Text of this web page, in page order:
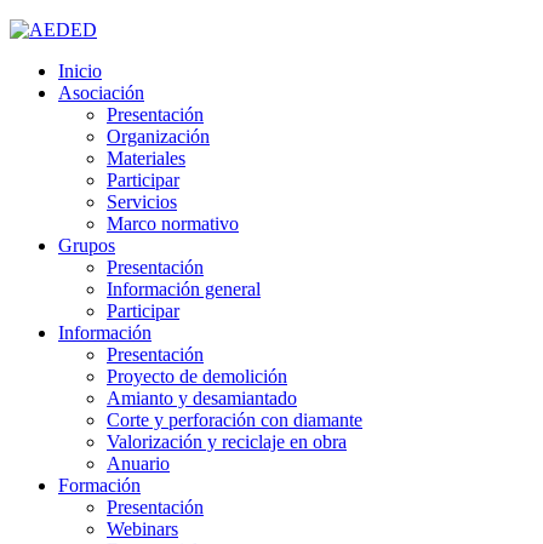
Inicio
Asociación
Presentación
Organización
Materiales
Participar
Servicios
Marco normativo
Grupos
Presentación
Información general
Participar
Información
Presentación
Proyecto de demolición
Amianto y desamiantado
Corte y perforación con diamante
Valorización y reciclaje en obra
Anuario
Formación
Presentación
Webinars